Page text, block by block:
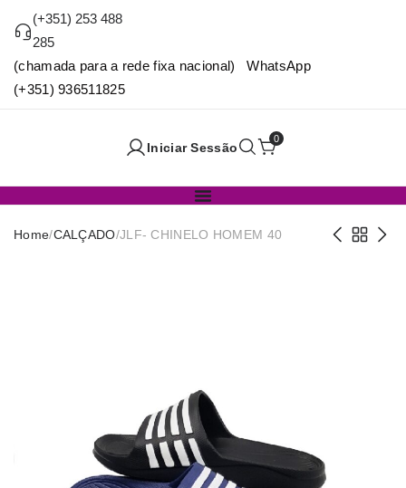
(+351) 253 488
285
(chamada para a rede fixa nacional) WhatsApp
(+351) 936511825
Iniciar Sessão
0
Home/CALÇADO/JLF- CHINELO HOMEM 40